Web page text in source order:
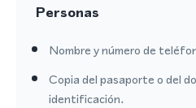
Personas
Nombre y número de
Copia del pasaporte o del
identificación.